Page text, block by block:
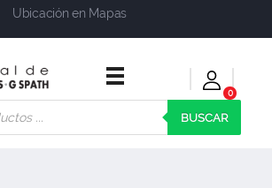
Ubicación en Mapas
0
BUSCAR